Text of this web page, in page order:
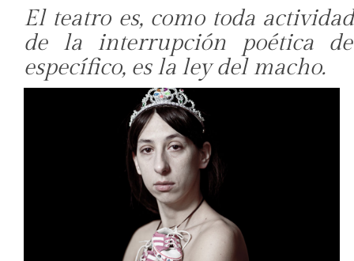
El teatro es, como toda
de la interrupción poética
específico, es la ley del macho.